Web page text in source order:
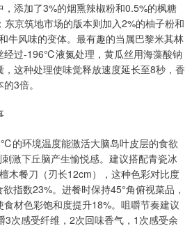
添加了3%的烟熏辣椒粉和0.5%的枫糖
东京筑地市场的版本则加入2%的柚子粉和
牛风味的变体。最有趣的当属巴黎米其林
经过-196℃液氮处理，黄瓜丝用海藻酸钠
这种处理使味觉释放速度延长至8秒，香
3倍。
的环境温度能激活大脑岛叶皮层的食欲
激下丘脑产生愉悦感。建议搭配青瓷冰
木餐刀（刃长12cm），这种色彩对比度
指数23%。进餐时保持45°角俯视菜品，
材色彩饱和度提升18%。咀嚼节奏建议
次感受纤维，2次回味香气，1次感受余